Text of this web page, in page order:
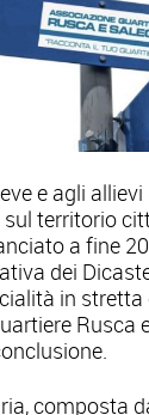
e agli
territorio
a fine
dei
in
Rusca
composta